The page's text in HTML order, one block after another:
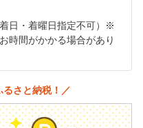
日・着曜日指定不可）※
時間がかかる場合があり
るさと納税！／